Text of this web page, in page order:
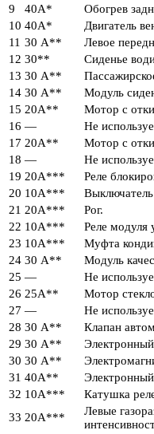
9
40А*
Обогрев
10 40А*
Двигатель
11 30 А**
Левое
12 30**
Сиденье
13 30 А**
14 30 А**
Модуль
15 20А**
Мотор с
16 —
Не
17 20А**
Мотор с
18 —
Не
19 20А***
Реле
20 10А***
21 20А***
Рог.
22 10А***
Реле модуля
23 10А***
Муфта
24 30 А**
Модуль
25 —
Не
26 25А**
Мотор
27 —
Не
28 30 А**
Клапан
29 30 А**
30 30 А**
31 40А**
32 10А***
Катушка
33 20А***
Левые